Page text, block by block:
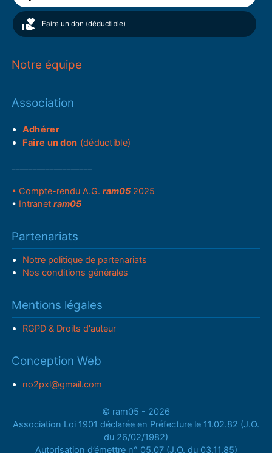
Faire un don (déductible)
Notre équipe
Association
Adhérer
Faire un don (déductible)
• Compte-rendu A.G.ram05 2025
• Intranetram05
Partenariats
Notre politique de partenariats
Nos conditions générales
Mentions légales
RGPD & Droits d'auteur
Conception Web
no2pxl@gmail.com
© ram05 - 2026
Association Loi 1901 déclarée en Préfecture le 11.02.82 (J.O.
du 26/02/1982)
Autorisation d’émettre n° 05.07 (J.O. du 03.11.85)